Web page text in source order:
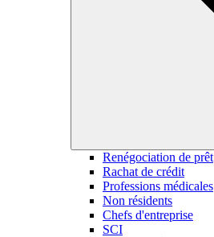
Renégociation de prêt
Rachat de crédit
Professions médicales
Non résidents
Chefs d'entreprise
SCI